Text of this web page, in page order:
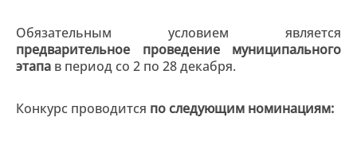
Обязательным условием является
предварительное проведение муниципального
этапа в период со 2 по 28 декабря.
Конкурс проводится по следующим номинациям: